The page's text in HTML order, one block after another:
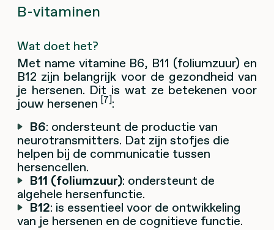
B-vitaminen
Wat doet het?
Met name vitamine B6, B11 (foliumzuur) en
B12 zijn belangrijk voor de gezondheid van
je hersenen. Dit is wat ze betekenen voor
jouw hersenen [7]:
B6: ondersteunt de productie van
neurotransmitters. Dat zijn stofjes die
helpen bij de communicatie tussen
hersencellen.
B11 (foliumzuur): ondersteunt de
algehele hersenfunctie.
B12: is essentieel voor de ontwikkeling
van je hersenen en de cognitieve functie.